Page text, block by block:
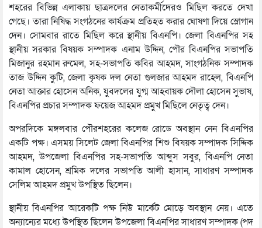
শহরের বিভিন্ন এলাকায় ছাত্রদলের নেতাকর্মীদেরও মিছিল করতে দেখা
গেছে। তারা নিষিদ্ধ সংগঠনের কার্যক্রম প্রতিহত করার ঘোষণা দিয়ে স্লোগান
দেন। সোমবার রাতে মিছিল করে স্থানীয় বিএনপি। জেলা বিএনপির সহ
স্থানীয় সরকার বিষয়ক সম্পাদক এনাম উদ্দিন, পৌর বিএনপির সভাপতি
মিজানুর রহমান রুমেল, সহ-সভাপতি কবির আহমদ, সাংগঠনিক সম্পাদক
তাজ উদ্দিন কুটি, জেলা কৃষক দল নেতা গুলজার আহমদ রাহেল, বিএনপি
নেতা আক্তার হোসেন অনিক, যুবদলের যুগ্ম আহবায়ক দৌলা হোসেন সুভাষ,
বিএনপির প্রচার সম্পাদক ফয়েজ আহমদ প্রমুখ মিছিলে নেতৃত্ব দেন।
অপরদিকে মঙ্গলবার পৌরশহরের কলেজ রোডে অবস্থান নেন বিএনপির
একটি পক্ষ। এসময় সিলেট জেলা বিএনপির শিশু বিষয়ক সম্পাদক সিদ্দিক
আহমদ, উপজেলা বিএনপির সহ-সভাপতি আব্দুস সবুর, বিএনপি নেতা
কামাল হোসেন, শ্রমিক দলের সভাপতি আলী হাসান, সাধারণ সম্পাদক
সেলিম আহমদ প্রমুখ উপস্থিত ছিলেন।
স্থানীয় বিএনপির আরেকটি পক্ষ নিউ মার্কেট মোড়ে অবস্থান নেয়। এতে
অন্যান্যের মধ্যে উপস্থিত ছিলেন উপজেলা বিএনপির সাধারণ সম্পাদক (পদ